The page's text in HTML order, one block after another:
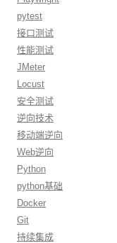
pytest
接口测试
性能测试
JMeter
Locust
安全测试
逆向技术
移动端逆向
Web逆向
Python
python基础
Docker
Git
持续集成